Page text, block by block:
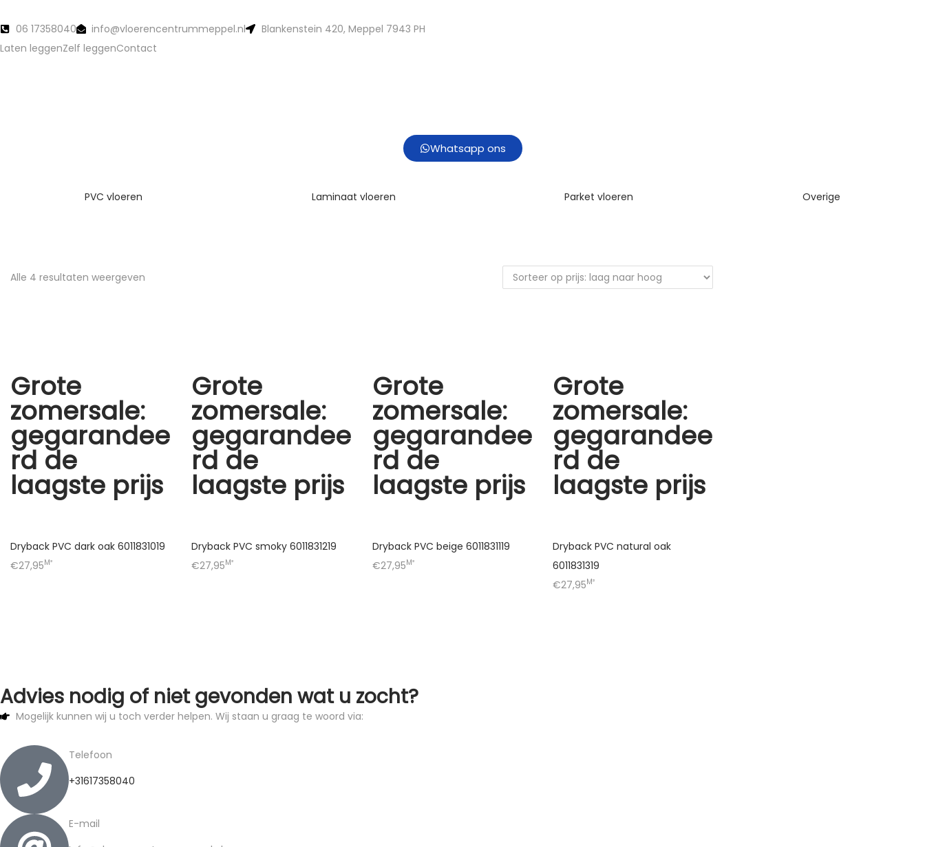
06 17358040 info@vloerencentrummeppel.nl
Blankenstein 420, Meppel 7943 PH
Laten leggenZelf leggenContact
Whatsapp ons
PVC vloeren Laminaat vloeren Parket vloeren Overige
Alle 4 resultaten weergeven
Grote
zomersale:
gegarandee
rd de
laagste prijs
Dryback PVC dark oak 6011831019
€27,95M²
Grote
zomersale:
gegarandee
rd de
laagste prijs
Dryback PVC smoky 6011831219
€27,95M²
Grote
zomersale:
gegarandee
rd de
laagste prijs
Dryback PVC beige 6011831119
€27,95M²
Grote
zomersale:
gegarandee
rd de
laagste prijs
Dryback PVC natural oak
6011831319
€27,95M²
Advies nodig of niet gevonden wat u zocht?
Mogelijk kunnen wij u toch verder helpen. Wij staan u graag te woord via:
Telefoon
+31617358040
E-mail